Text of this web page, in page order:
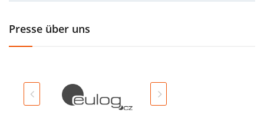
Presse über uns